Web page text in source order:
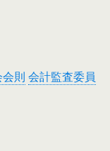
則 会計監査委員